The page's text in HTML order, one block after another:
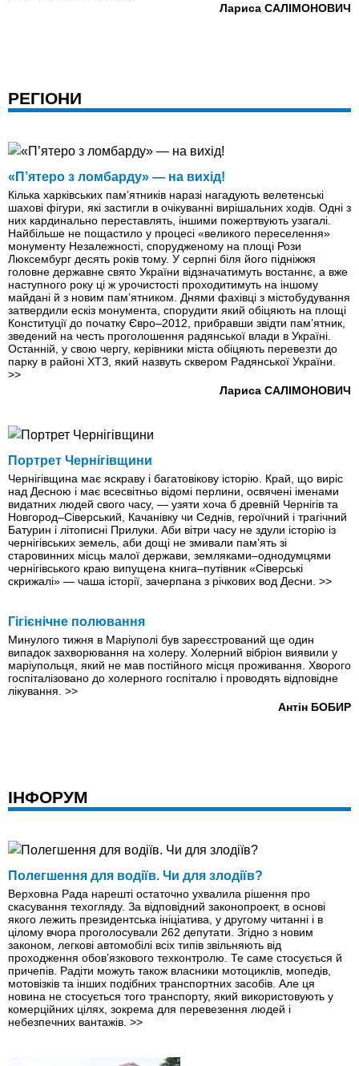
Лариса САЛІМОНОВИЧ
РЕГІОНИ
«П’ятеро з ломбарду» — на вихід!
Кілька харківських пам’ятників наразі нагадують велетенські
шахові фігури, які застигли в очікуванні вирішальних ходів. Одні з
них кардинально переставлять, іншими пожертвують узагалі.
Найбільше не пощастило у процесі «великого переселення»
монументу Незалежності, спорудженому на площі Рози
Люксембург десять років тому. У серпні біля його підніжжя
головне державне свято України відзначатимуть востаннє, а вже
наступного року ці ж урочистості проходитимуть на іншому
майдані й з новим пам’ятником. Днями фахівці з містобудування
затвердили ескіз монумента, спорудити який обіцяють на площі
Конституції до початку Євро–2012, прибравши звідти пам’ятник,
зведений на честь проголошення радянської влади в Україні.
Останній, у свою чергу, керівники міста обіцяють перевезти до
парку в районі ХТЗ, який назвуть сквером Радянської України.
>>
Лариса САЛІМОНОВИЧ
Портрет Чернігівщини
Чернігівщина має яскраву і багатовікову історію. Край, що виріс
над Десною і має всесвітньо відомі перлини, освячені іменами
видатних людей свого часу, — узяти хоча б древній Чернігів та
Новгород–Сіверський, Качанівку чи Седнів, героїчний і трагічний
Батурин і літописні Прилуки. Аби вітри часу не здули історію із
чернігівських земель, аби дощі не змивали пам’ять зi
старовинних місць малої держави, земляками–однодумцями
чернігівського краю випущена книга–путівник «Сіверські
скрижалі» — чаша історії, зачерпана з річкових вод Десни. >>
Гігієнічне полювання
Минулого тижня в Маріуполі був зареєстрований ще один
випадок захворювання на холеру. Холерний вібріон виявили у
маріупольця, який не мав постійного місця проживання. Хворого
госпіталізовано до холерного госпіталю і проводять відповідне
лікування. >>
Антін БОБИР
ІНФОРУМ
Полегшення для водіїв. Чи для злодіїв?
Верховна Рада нарешті остаточно ухвалила рішення про
скасування техогляду. За відповідний законопроект, в основі
якого лежить президентська ініціатива, у другому читанні і в
цілому вчора проголосували 262 депутати. Згідно з новим
законом, легкові автомобілі всіх типів звільняють від
проходження обов’язкового техконтролю. Те саме стосується й
причепів. Радіти можуть також власники мотоциклів, мопедів,
мотовiзкiв та інших подібних транспортних засобів. Але ця
новина не стосується того транспорту, який використовують у
комерційних цілях, зокрема для перевезення людей i
небезпечних вантажів. >>